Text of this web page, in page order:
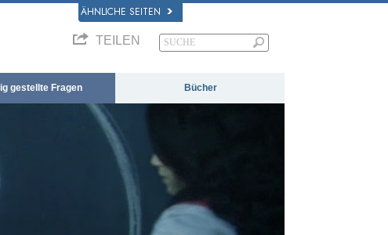
ÄHNLICHE SEITEN
TEILEN
gestellte Fragen Bücher